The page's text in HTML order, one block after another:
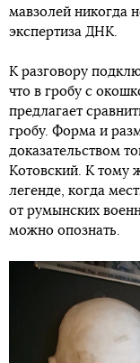
мавзолей никогда
экспертиза ДНК.
К разговору
что в гробу с
предлагает
гробу. Форма и
доказательством
Котовский. К тому
легенде, когда
от румынских
можно опознать.